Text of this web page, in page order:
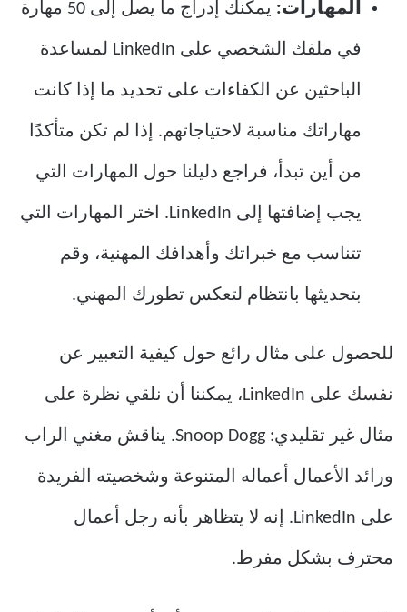
المهارات: يمكنك إدراج ما يصل إلى 50 مهارة
في ملفك الشخصي على LinkedIn لمساعدة
الباحثين عن الكفاءات على تحديد ما إذا كانت
مهاراتك مناسبة لاحتياجاتهم. إذا لم تكن متأكدًا
من أين تبدأ، فراجع دليلنا حول المهارات التي
يجب إضافتها إلى LinkedIn. اختر المهارات التي
تتناسب مع خبراتك وأهدافك المهنية، وقم
بتحديثها بانتظام لتعكس تطورك المهني.
للحصول على مثال رائع حول كيفية التعبير عن
نفسك على LinkedIn، يمكننا أن نلقي نظرة على
مثال غير تقليدي: Snoop Dogg. يناقش مغني الراب
ورائد الأعمال أعماله المتنوعة وشخصيته الفريدة
على LinkedIn. إنه لا يتظاهر بأنه رجل أعمال
محترف بشكل مفرط.